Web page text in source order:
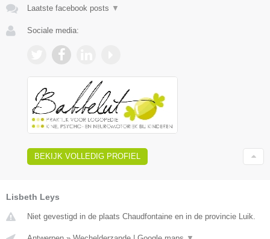
Laatste facebook posts ▼
Sociale media:
BEKIJK VOLLEDIG PROFIEL
Lisbeth Leys
Niet gevestigd in de plaats Chaudfontaine en in de provincie Luik.